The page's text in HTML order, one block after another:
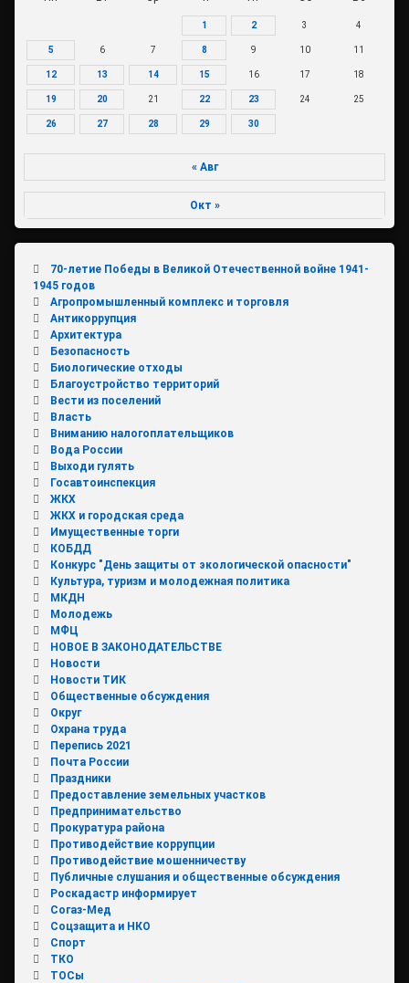
1 2 3 4
5 6 7 8 9 10 11
12 13 14 15 16 17 18
19 20 21 22 23 24 25
26 27 28 29 30
« Авг
Окт »
70-летие Победы в Великой Отечественной войне 1941-
1945 годов
Агропромышленный комплекс и торговля
Антикоррупция
Архитектура
Безопасность
Биологические отходы
Благоустройство территорий
Вести из поселений
Власть
Вниманию налогоплательщиков
Вода России
Выходи гулять
Госавтоинспекция
ЖКХ
ЖКХ и городская среда
Имущественные торги
КОБДД
Конкурс "День защиты от экологической опасности"
Культура, туризм и молодежная политика
МКДН
Молодежь
МФЦ
НОВОЕ В ЗАКОНОДАТЕЛЬСТВЕ
Новости
Новости ТИК
Общественные обсуждения
Округ
Охрана труда
Перепись 2021
Почта России
Праздники
Предоставление земельных участков
Предпринимательство
Прокуратура района
Противодействие коррупции
Противодействие мошенничеству
Публичные слушания и общественные обсуждения
Роскадастр информирует
Согаз-Мед
Соцзащита и НКО
Спорт
ТКО
ТОСы